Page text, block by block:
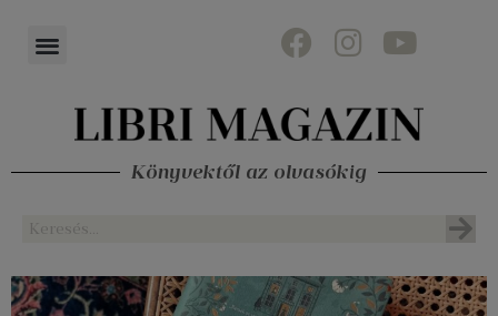
Könyvektől az olvasókig